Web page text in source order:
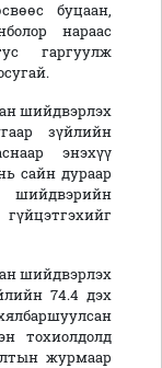
буцаан,
нараас
гаргуулж
шийдвэрлэх
зүйлийн
энэхүү
сайн дураар
шийдвэрийн
шийдвэрлэх
74.4 дэх
тохиолдолд
журмаар